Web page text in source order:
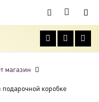
магазин
коробке